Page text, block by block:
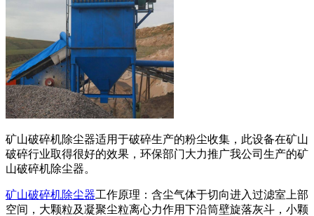
矿山破碎机除尘器适用于破碎生产的粉尘收集，此设备在矿山
破碎行业取得很好的效果，环保部门大力推广我公司生产的矿
山破碎机除尘器。
矿山破碎机除尘器工作原理：含尘气体于切向进入过滤室上部
空间，大颗粒及凝聚尘粒离心力作用下沿筒壁旋落灰斗，小颗